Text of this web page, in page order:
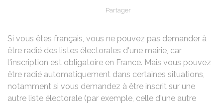
Partager
Si vous êtes français, vous ne pouvez pas demander à
être radié des listes électorales d'une mairie, car
l'inscription est obligatoire en France. Mais vous pouvez
être radié automatiquement dans certaines situations,
notamment si vous demandez à être inscrit sur une
autre liste électorale (par exemple, celle d'une autre